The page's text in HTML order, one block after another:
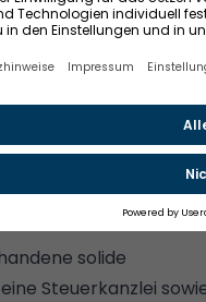
das Objekt
erfolgte eine
Modernisierung
m², davon etwa
Das Objekt bietet
überzeugt durch
solide
Steuerkanzlei